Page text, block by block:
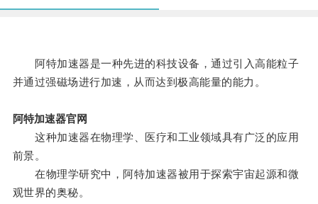
阿特加速器是一种先进的科技设备，通过引入高能粒子
并通过强磁场进行加速，从而达到极高能量的能力。
阿特加速器官网
这种加速器在物理学、医疗和工业领域具有广泛的应用
前景。
在物理学研究中，阿特加速器被用于探索宇宙起源和微
观世界的奥秘。